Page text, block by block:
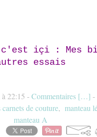
'est içi : Mes
essais
à 22:15 -Commentaires […] -
de couture, manteau
manteau A